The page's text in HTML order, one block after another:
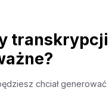
transkrypcji
chciał generować